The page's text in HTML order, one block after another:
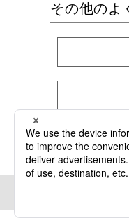
その他のよ